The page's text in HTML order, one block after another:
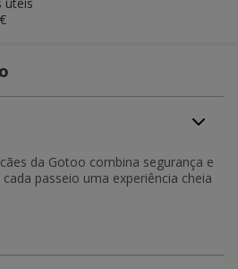
da Gotoo combina segurança e
passeio uma experiência cheia